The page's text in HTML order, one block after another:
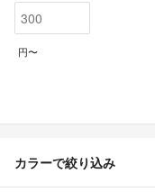
円〜
カラーで絞り込み